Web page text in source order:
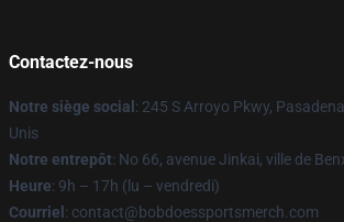
Contactez-nous
Notre siège social : 245 S Arroyo Pkwy,
Unis
Notre entrepôt: No 66, avenue Jinkai, ville de
Heure: 9h – 17h (lu – vendredi)
Courriel : contact@bobdoessportsmerch.com